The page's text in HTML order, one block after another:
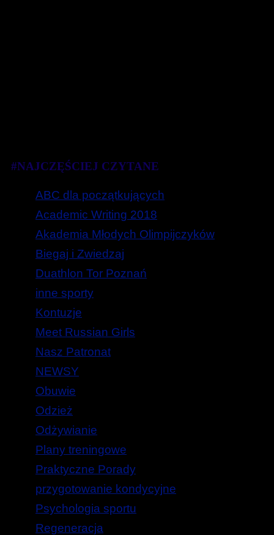
#NAJCZĘŚCIEJ CZYTANE
ABC dla początkujących
Academic Writing 2018
Akademia Młodych Olimpijczyków
Biegaj i Zwiedzaj
Duathlon Tor Poznań
inne sporty
Kontuzje
Meet Russian Girls
Nasz Patronat
NEWSY
Obuwie
Odzież
Odżywianie
Plany treningowe
Praktyczne Porady
przygotowanie kondycyjne
Psychologia sportu
Regeneracja